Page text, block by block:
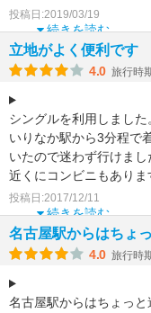
徒歩圏内でよかっ
続きを読む
投稿日:2019/03/19
立地がよく便利です
4.0 旅行時
シングルを利用しました
いりなか駅から3分程で
いたので迷わず行けまし
近くにコンビニもありま
加湿器の貸し出しをして
変ありがたいサービス
続きを読む
投稿日:2017/12/11
名古屋駅からはちょ
4.0 旅行時
名古屋駅からはちょっ